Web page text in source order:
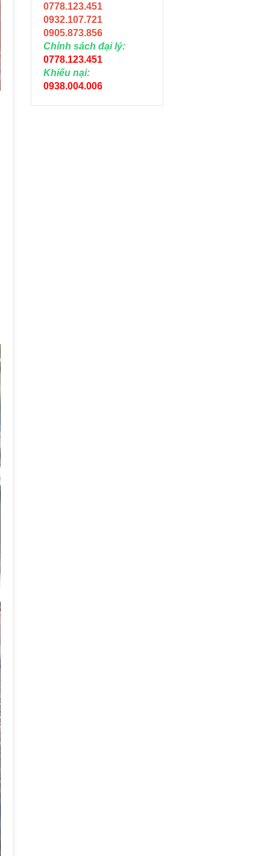
0778.123.451
0932.107.721
0905.873.856
Chính sách đại lý:
0778.123.451
Khiếu nại:
0938.004.006